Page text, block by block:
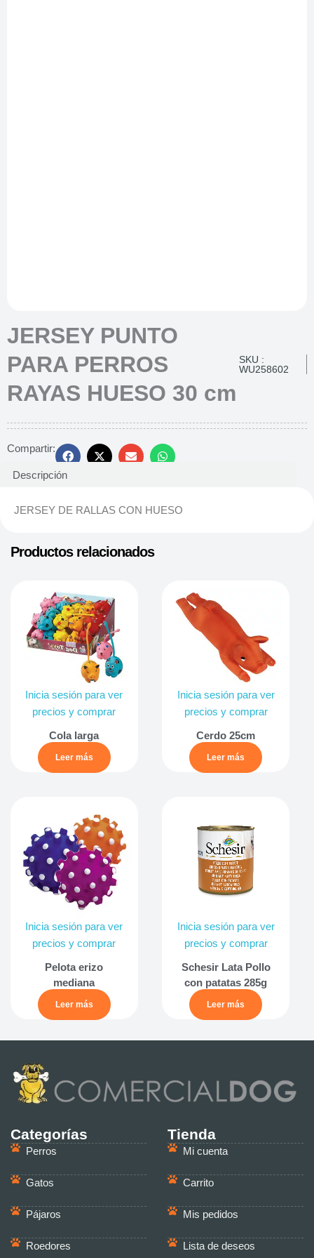
JERSEY PUNTO
PARA PERROS
RAYAS HUESO 30 cm
SKU :
WU258602
Compartir:
Descripción
JERSEY DE RALLAS CON HUESO
Productos relacionados
Inicia sesión para ver
precios y comprar
Cola larga
Leer más
Inicia sesión para ver
precios y comprar
Cerdo 25cm
Leer más
Inicia sesión para ver
precios y comprar
Pelota erizo
mediana
Leer más
Inicia sesión para ver
precios y comprar
Schesir Lata Pollo
con patatas 285g
Leer más
Categorías
Perros
Gatos
Pájaros
Roedores
Tienda
Mi cuenta
Carrito
Mis pedidos
Lista de deseos